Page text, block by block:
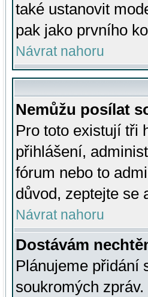
také ustanovit
pak jako prvního
Návrat nahoru
Nemůžu posílat
Pro toto existují tři
přihlášení,
fórum nebo to
důvod, zeptejte se
Návrat nahoru
Dostávám
Plánujeme přidání
soukromých